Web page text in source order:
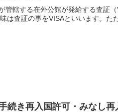
管轄する在外公館が発給する査証
は査証の事をVISAといいます。た
続き再入国許可・みなし再